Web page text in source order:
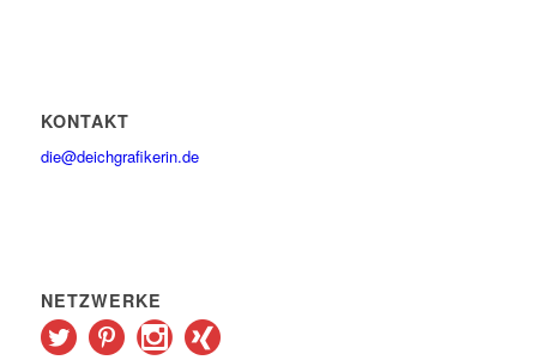
KONTAKT
die@deichgrafikerin.de
NETZWERKE